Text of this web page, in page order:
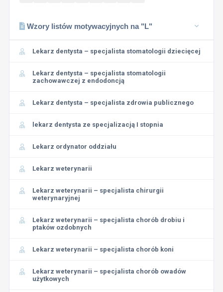
Wzory listów motywacyjnych na "L"
Lekarz dentysta – specjalista stomatologii dziecięcej
Lekarz dentysta – specjalista stomatologii
zachowawczej z endodoncją
Lekarz dentysta – specjalista zdrowia publicznego
lekarz dentysta ze specjalizacją I stopnia
Lekarz ordynator oddziału
Lekarz weterynarii
Lekarz weterynarii – specjalista chirurgii
weterynaryjnej
Lekarz weterynarii – specjalista chorób drobiu i
ptaków ozdobnych
Lekarz weterynarii – specjalista chorób koni
Lekarz weterynarii – specjalista chorób owadów
użytkowych